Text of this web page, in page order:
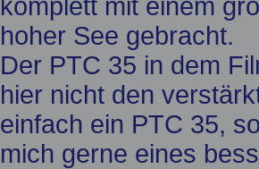
komplett mit einem
hoher See gebracht.
Der PTC 35 in dem
hier nicht den
einfach ein PTC 35,
mich gerne eines